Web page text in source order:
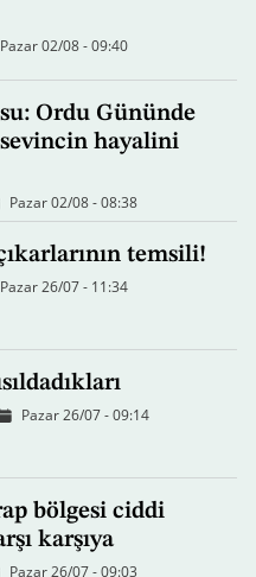
Pazar 02/08 - 09:40
Ordu Gününde
hayalini
Pazar 02/08 - 08:38
temsili!
Pazar 26/07 - 11:34
Pazar 26/07 - 09:14
bölgesi ciddi
karşıya
Pazar 26/07 - 09:03